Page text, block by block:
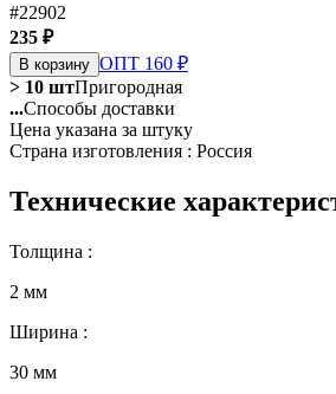
#22902
235 ₽
В корзину ОПТ 160 ₽
> 10 штПригородная
...Способы доставки
Цена указана за штуку
Страна изготовления : Россия
Технические
Толщина :
2 мм
Ширина :
30 мм